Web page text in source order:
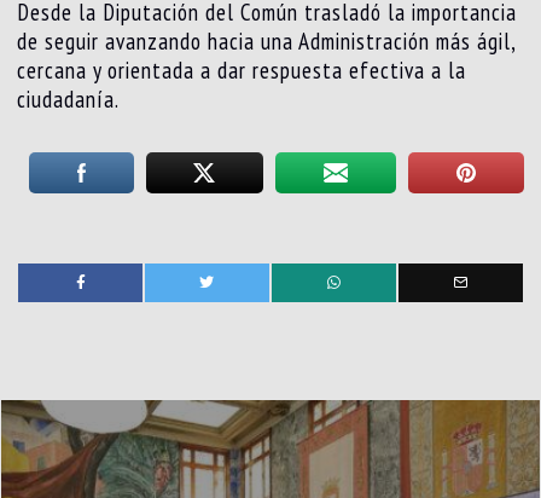
Desde la Diputación del Común trasladó la importancia
de seguir avanzando hacia una Administración más ágil,
cercana y orientada a dar respuesta efectiva a la
ciudadanía.